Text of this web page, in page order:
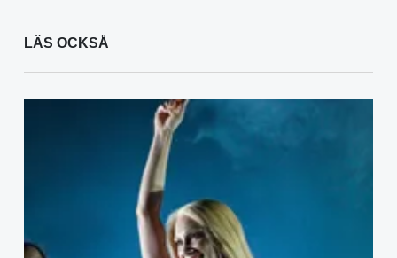
LÄS OCKSÅ